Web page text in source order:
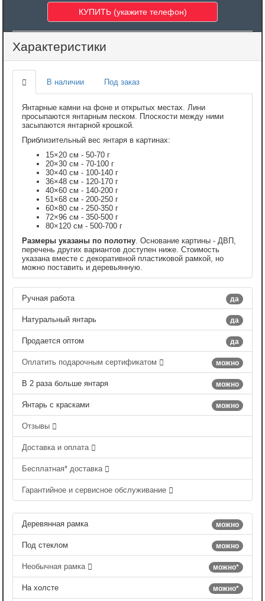
Характеристики
В наличии Под заказ
Янтарные камни на фоне и открытых местах. Лини
просыпаются янтарным песком. Плоскости между ними
засыпаются янтарной крошкой.
Приблизительный вес янтаря в картинах:
15×20 см - 50-70 г
20×30 см - 70-100 г
30×40 см - 100-140 г
36×48 см - 120-170 г
40×60 см - 140-200 г
51×68 см - 200-250 г
60×80 см - 250-350 г
72×96 см - 350-500 г
80×120 см - 500-700 г
Размеры указаны по полотну . Основание картины - ДВП,
перечень других вариантов доступен ниже. Стоимость
указана вместе с декоративной пластиковой рамкой, но
можно поставить и деревьянную.
да
Ручная работа
да
Натуральный янтарь
да
Продается оптом
можно
Оплатить подарочным сертификатом
можно
В 2 раза больше янтаря
можно
Янтарь с красками
Отзывы
Доставка и оплата
Бесплатная* доставка
Гарантийное и сервисное обслуживание
можно
Деревянная рамка
можно
Под стеклом
можно*
Необычная рамка
можно*
На холсте